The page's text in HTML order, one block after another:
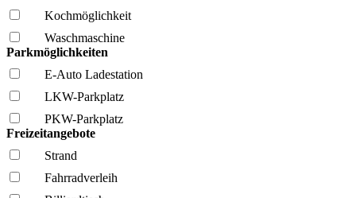
Kochmöglich­keit
Wasch­maschine
Parkmöglichkeiten
E-Auto Ladestation
LKW-Parkplatz
PKW-Parkplatz
Freizeitangebote
Strand
Fahrrad­verleih